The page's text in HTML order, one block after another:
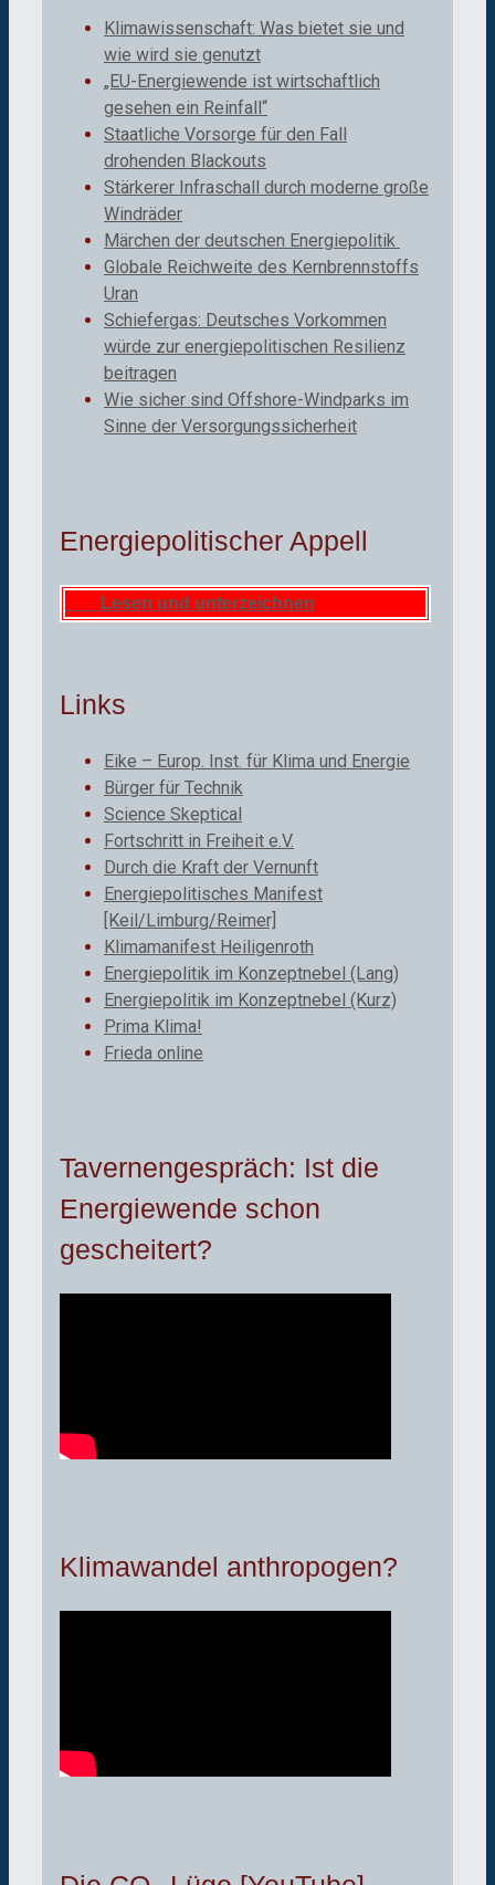
Klimawissenschaft: Was bietet sie und
wie wird sie genutzt
„EU-Energiewende ist wirtschaftlich
gesehen ein Reinfall“
Staatliche Vorsorge für den Fall
drohenden Blackouts
Stärkerer Infraschall durch moderne große
Windräder
Märchen der deutschen Energiepolitik
Globale Reichweite des Kernbrennstoffs
Uran
Schiefergas: Deutsches Vorkommen
würde zur energiepolitischen Resilienz
beitragen
Wie sicher sind Offshore-Windparks im
Sinne der Versorgungssicherheit
Energiepolitischer Appell
Lesen und unterzeichnen
Links
Eike – Europ. Inst. für Klima und Energie
Bürger für Technik
Science Skeptical
Fortschritt in Freiheit e.V.
Durch die Kraft der Vernunft
Energiepolitisches Manifest
[Keil/Limburg/Reimer]
Klimamanifest Heiligenroth
Energiepolitik im Konzeptnebel (Lang)
Energiepolitik im Konzeptnebel (Kurz)
Prima Klima!
Frieda online
Tavernengespräch: Ist die
Energiewende schon
gescheitert?
Klimawandel anthropogen?